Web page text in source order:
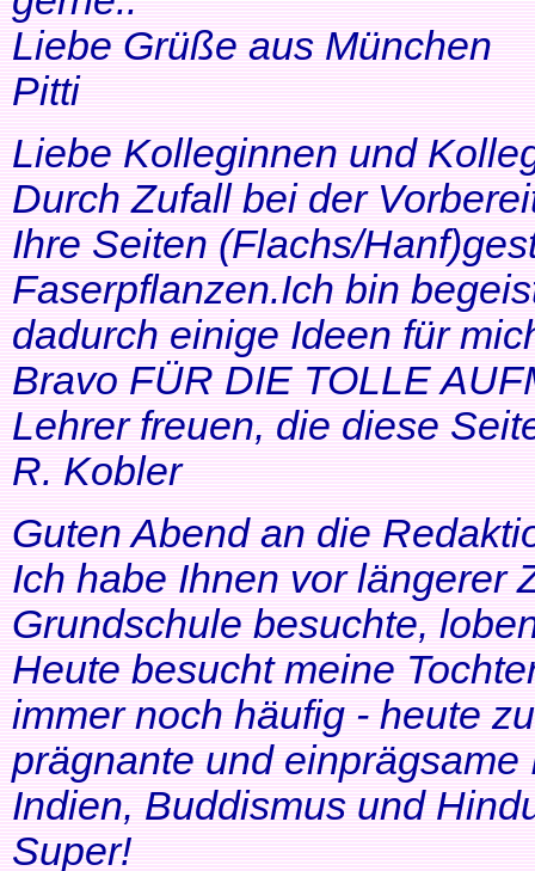
Liebe Grüße aus München
Pitti
Liebe Kolleginnen und
Durch Zufall bei der
Ihre Seiten (Flachs/
Faserpflanzen.Ich bin
dadurch einige Ideen für
Bravo FÜR DIE TOLLE
Lehrer freuen, die diese
R. Kobler
Guten Abend an die
Ich habe Ihnen vor längerer
Grundschule besuchte,
Heute besucht meine
immer noch häufig - heute
prägnante und
Indien, Buddismus und
Super!